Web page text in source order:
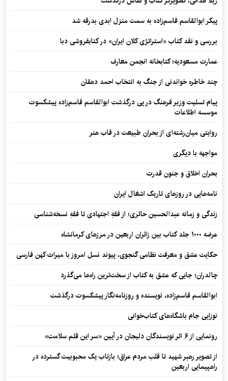
پیکر ابوالقاسم قاسم‌زاده به سمت منزل ابدی بدرقه شد
بررسی و نقد کتاب «استراتژی کلان ایران» در کتابفروشی دبا
عمارت مسعودیه؛ کتابخانه انجمن معارف
چند خاطره خواندنی از جنگ به انتخاب احمد دهقان
پیام تسلیت وزیر فرهنگ در پی درگذشت ابوالقاسم قاسم‌زاده پیشکسوت
موسسه اطلاعات
روایتی میان‌رشته‌ای از بحران طبیعت در قاب هنر
مواجهه با دیگری
بحران اخلاق و جنون قدرت
نامه‌هایی در روزهای تاریک اشغال ایران
زندگی و زمانه عبدالحسین حائری؛ از فقهِ اجتهادی تا فقهِ نسخه‌شناسی
عرضه ۱۰۰۰ جلد کتاب بین زائران اربعین در مرزهای کرمانشاه
حکایت عشق و معرفت نظامی گنجوی، پیوند نسل امروز با میراث کهن فارسی
چالدران؛ جایی که عشق به کتاب از سخت‌ترین راه‌ها می‌گذرد
ابوالقاسم قاسم‌زاده، نویسنده و روزنامه‌نگار پیشکسوت درگذشت
نوزایی جام باشگاه‌های کتاب‌خوانی
رونمایی از ۶ اثر نویسندگان دلیجان در آیین «سر این قلم سلامت»
از تصویر رهبر شهید تا قلب مردم عراق؛ بازتاب یک محبوبیت گسترده در
راهپیمایی اربعین